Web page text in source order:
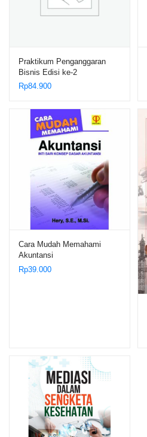
Praktikum Penganggaran
Bisnis Edisi ke-2
Rp84.900
Cara Mudah Memahami
Akuntansi
Rp39.000